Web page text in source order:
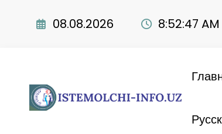
08.08.2026 8:52:48 AM